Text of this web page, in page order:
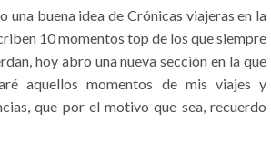
una buena idea de Crónicas viajeras en la
10 momentos top de los que siempre
hoy abro una nueva sección en la que
aquellos momentos de mis viajes y
que por el motivo que sea, recuerdo